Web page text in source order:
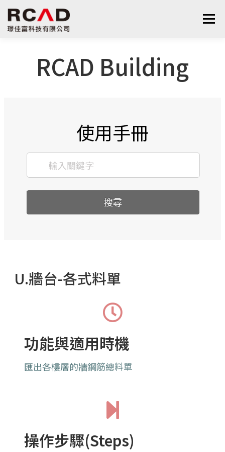
選單
算量服務
RCAD Building
使用手冊
搜尋
U.牆台-各式料單
功能與適用時機
匯出各樓層的牆鋼筋總料單
操作步驟(Steps)